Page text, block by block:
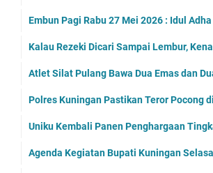
Embun Pagi Rabu 27 Mei 2026 : Idul
Kalau Rezeki Dicari Sampai Lembur,
Atlet Silat Pulang Bawa Dua Emas dan
Polres Kuningan Pastikan Teror Pocong
Uniku Kembali Panen Penghargaan
Agenda Kegiatan Bupati Kuningan